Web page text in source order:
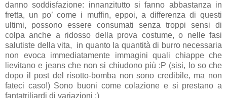
danno soddisfazione: innanzitutto si fanno abbastanza in
fretta, un po’ come i muffin, eppoi, a differenza di questi
ultimi, possono essere consumati senza troppi sensi di
colpa anche a ridosso della prova costume, o nelle fasi
salutiste della vita, in quanto la quantità di burro necessaria
non evoca immediatamente immagini quali chiappe che
lievitano e jeans che non si chiudono più :P (sisi, lo so che
dopo il post del risotto-bomba non sono credibile, ma non
fateci caso!) Sono buoni come colazione e si prestano a
fantatriliardi di variazioni :)